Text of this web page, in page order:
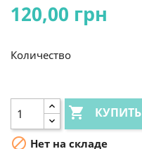
120,00 грн
Количество
 КУПИТЬ
 Нет на складе